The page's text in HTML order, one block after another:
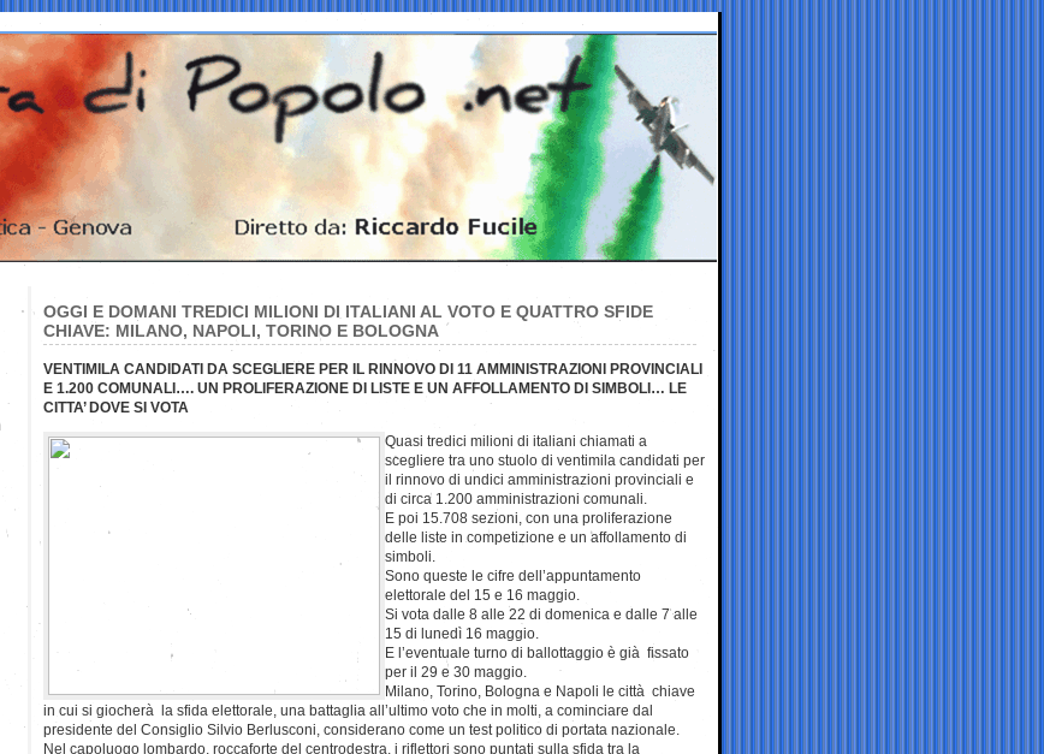
OGGI E DOMANI TREDICI MILIONI DI ITALIANI AL VOTO E QUATTRO SFIDE
CHIAVE: MILANO, NAPOLI, TORINO E BOLOGNA
VENTIMILA CANDIDATI DA SCEGLIERE PER IL RINNOVO DI 11 AMMINISTRAZIONI PROVINCIALI
E 1.200 COMUNALI…. UN PROLIFERAZIONE DI LISTE E UN AFFOLLAMENTO DI SIMBOLI… LE
CITTA’ DOVE SI VOTA
Quasi tredici milioni di italiani chiamati a
scegliere tra uno stuolo di ventimila candidati per
il rinnovo di undici amministrazioni provinciali e
di circa 1.200 amministrazioni comunali.
E poi 15.708 sezioni, con una proliferazione
delle liste in competizione e un affollamento di
simboli.
Sono queste le cifre dell’appuntamento
elettorale del 15 e 16 maggio.
Si vota dalle 8 alle 22 di domenica e dalle 7 alle
15 di lunedì 16 maggio.
E l’eventuale turno di ballottaggio è già fissato
per il 29 e 30 maggio.
Milano, Torino, Bologna e Napoli le città chiave
in cui si giocherà la sfida elettorale, una battaglia all’ultimo voto che in molti, a cominciare dal
presidente del Consiglio Silvio Berlusconi, considerano come un test politico di portata nazionale.
Nel capoluogo lombardo, roccaforte del centrodestra, i riflettori sono puntati sulla sfida tra la